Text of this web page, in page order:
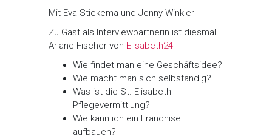
Mit Eva Stiekema und Jenny Winkler
Zu Gast als Interviewpartnerin ist diesmal
Ariane Fischer von Elisabeth24
Wie findet man eine Geschäftsidee?
Wie macht man sich selbständig?
Was ist die St. Elisabeth
Pflegevermittlung?
Wie kann ich ein Franchise
aufbauen?